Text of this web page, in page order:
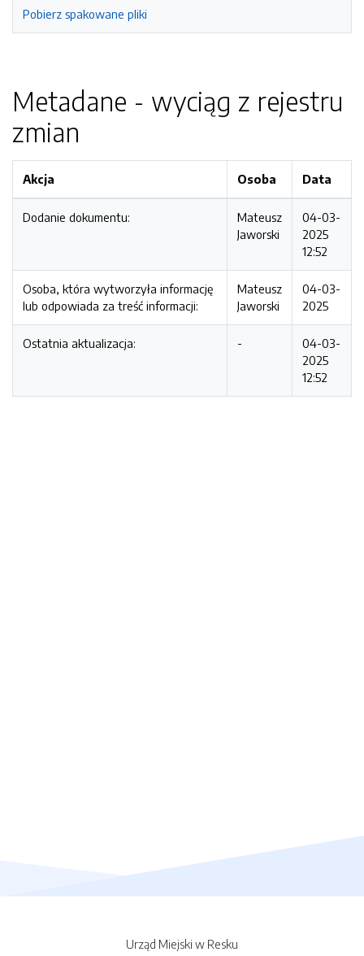
Pobierz spakowane pliki
Metadane - wyciąg z rejestru
zmian
Akcja Osoba Data
Dodanie dokumentu:
Mateusz
Jaworski
04-03-
2025
12:52
Osoba, która wytworzyła informację
lub odpowiada za treść informacji:
Mateusz
Jaworski
04-03-
2025
Ostatnia aktualizacja: -
04-03-
2025
12:52
Urząd Miejski w Resku